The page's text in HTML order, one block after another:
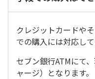
クレジットカードや
での購入には対応して
セブン銀行ATMにて
ャージ）となります。